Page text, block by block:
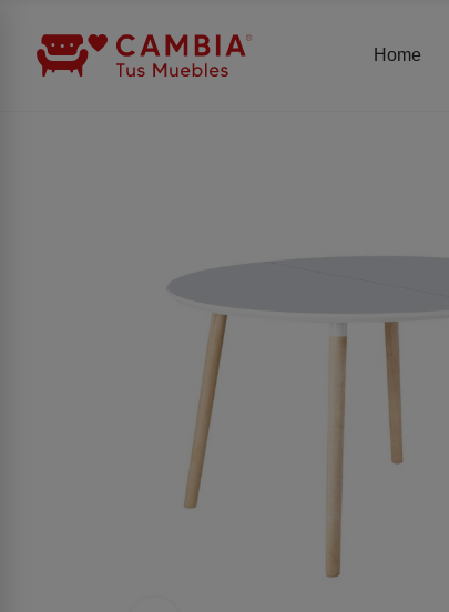
Home